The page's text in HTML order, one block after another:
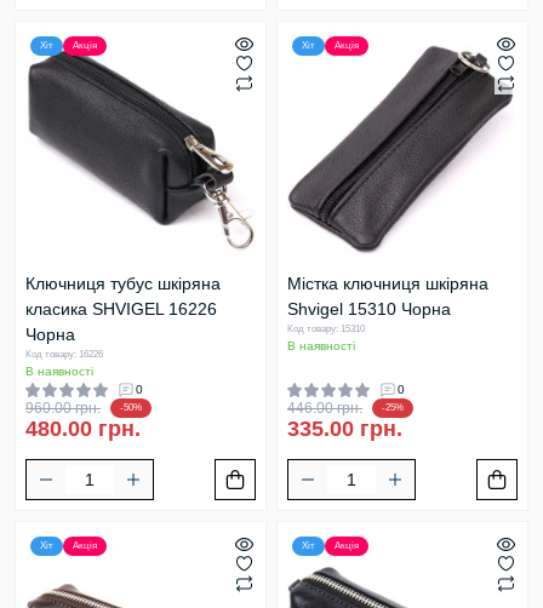
Хіт Акція
Ключниця тубус шкіряна
класика SHVIGEL 16226
Чорна
Код товару: 16226
В наявності
0
960.00 грн. -50%
480.00 грн.
Хіт Акція
Містка ключниця шкіряна
Shvigel 15310 Чорна
Код товару: 15310
В наявності
0
446.00 грн. -25%
335.00 грн.
Хіт Акція Хіт Акція